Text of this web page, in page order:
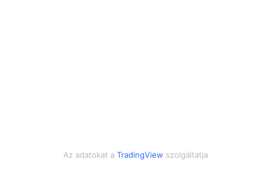
Az adatokat a TradingView szolgáltatja